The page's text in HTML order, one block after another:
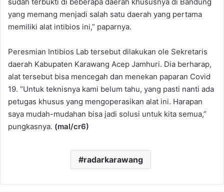
yang memang menjadi salah satu daerah yang pertama
memiliki alat intibios ini,” paparnya.
Peresmian Intibios Lab tersebut dilakukan ole Sekretaris
daerah Kabupaten Karawang Acep Jamhuri. Dia berharap,
alat tersebut bisa mencegah dan menekan paparan Covid
19. “Untuk teknisnya kami belum tahu, yang pasti nanti ada
petugas khusus yang mengoperasikan alat ini. Harapan
saya mudah-mudahan bisa jadi solusi untuk kita semua,”
pungkasnya. (mal/cr6)
radarkarawang